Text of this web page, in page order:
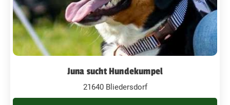
Juna sucht Hundekumpel
21640 Bliedersdorf